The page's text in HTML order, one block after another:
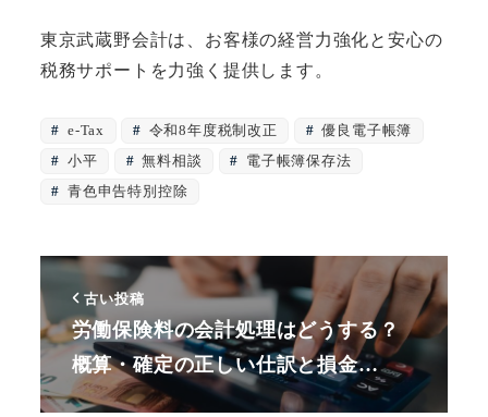
東京武蔵野会計は、お客様の経営力強化と安心の
税務サポートを力強く提供します。
e-Tax 令和8年度税制改正
優良電子帳簿
小平
無料相談
電子帳簿保存法
青色申告特別控除
古い投稿
労働保険料の会計処理はどうする？
概算・確定の正しい仕訳と損金…